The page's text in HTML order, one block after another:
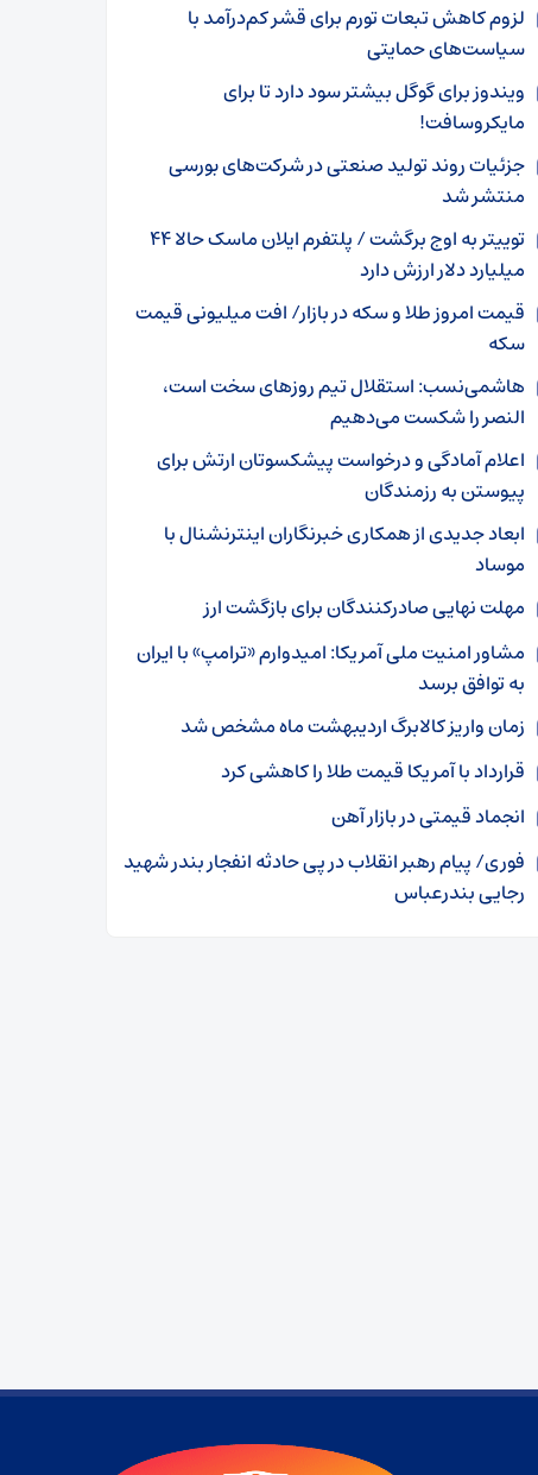
لزوم کاهش تبعات تورم برای قشر کم‌درآمد با
سیاست‌های حمایتی
ویندوز برای گوگل بیشتر سود دارد تا برای
مایکروسافت!
جزئیات روند تولید صنعتی در شرکت‌های بورسی
منتشر شد
توییتر به اوج برگشت / پلتفرم ایلان ماسک حالا ۴۴
میلیارد دلار ارزش دارد
قیمت امروز طلا و سکه در بازار/ افت میلیونی قیمت
سکه
هاشمی‌نسب: استقلال تیم روز‌های سخت است،
النصر را شکست می‌دهیم
اعلام آمادگی و درخواست پیشکسوتان ارتش برای
پیوستن به رزمندگان
ابعاد جدیدی از همکاری خبرنگاران اینترنشنال با
موساد
مهلت نهایی صادرکنندگان برای بازگشت ارز
مشاور امنیت ملی آمریکا: امیدوارم «ترامپ» با ایران
به توافق برسد
زمان واریز کالابرگ اردیبهشت ماه مشخص شد
قرارداد با آمریکا قیمت طلا را کاهشی کرد
انجماد قیمتی در بازار آهن
فوری/ پیام رهبر انقلاب در پی حادثه انفجار بندر شهید
رجایی بندرعباس